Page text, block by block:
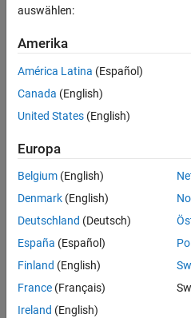
Inside Sales
Sales Operations
Business Model Team
Human Resources
Büro- und Verwaltungsdienste
Derzeit
es
keine
offenen
Stellen,
Ihren
Suchkriterien
entsprechen.
können
die
Suchkriterien
weiter
fassen
oder
auswählen:
Amerika
América Latina (Español)
Canada (English)
United States (English)
Europa
Belgium (English)
Denmark (English)
Deutschland (Deutsch)
España (Español)
Finland (English)
France (Français)
Ireland (English)